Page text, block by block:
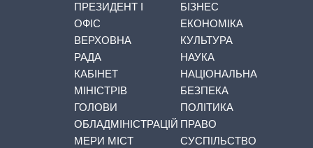
ПРЕЗИДЕНТ І
ОФІС
ВЕРХОВНА
РАДА
КАБІНЕТ
МІНІСТРІВ
ГОЛОВИ
ОБЛАДМІНІСТРАЦІЙ
МЕРИ МІСТ
БІЗНЕС
ЕКОНОМІКА
КУЛЬТУРА
НАУКА
НАЦІОНАЛЬНА
БЕЗПЕКА
ПОЛІТИКА
ПРАВО
СУСПІЛЬСТВО